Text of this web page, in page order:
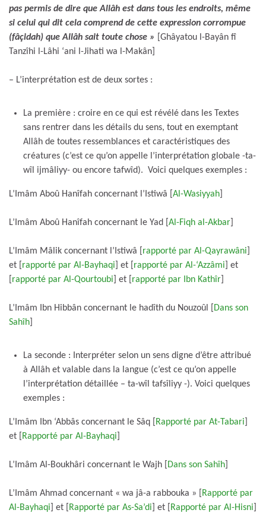
pas permis de dire que Allâh est dans tous les endroits, même
si celui qui dit cela comprend de cette expression corrompue
(fâçidah) que Allâh sait toute chose »
[Ghâyatou l-Bayân fî
Tanzîhi l-Lâhi ‘ani l-Jihati wa l-Makân]
– L’interprétation est de deux sortes :
La première : croire en ce qui est révélé dans les Textes
sans rentrer dans les détails du sens, tout en exemptant
Allâh de toutes ressemblances et caractéristiques des
créatures (c’est ce qu’on appelle l’interprétation globale -ta-
wîl ijmâliyy- ou encore tafwîd). Voici quelques exemples :
L’Imâm Aboû Hanîfah concernant l’Istiwâ [ Al-Wasiyyah
L’Imâm Aboû Hanîfah concernant le Yad [ Al-Fiqh al-Akbar
L’Imâm Mâlik concernant l’Istiwâ [ rapporté par Al-Qayrawâni
et [ rapporté par Al-Bayhaqi ] et [ rapporté par Al-‘Azzâmi ] et
rapporté par Al-Qourtoubi ] et [ rapporté par Ibn Kathîr
L’Imâm Ibn Hibbân concernant le hadîth du Nouzoûl [
Dans son
Sahîh
La seconde : Interpréter selon un sens digne d’être attribué
à Allâh et valable dans la langue (c’est ce qu’on appelle
l’interprétation détaillée – ta-wîl tafsîliyy -). Voici quelques
exemples :
L’Imâm Ibn ‘Abbâs concernant le Sâq [ Rapporté par At-Tabari
et [
Rapporté par Al-Bayhaqi
L’Imâm Al-Boukhâri concernant le Wajh [ Dans son Sahîh
L’Imâm Ahmad concernant « wa jâ-a rabbouka » [
Rapporté par
Al-Bayhaqi ] et [ Rapporté par As-Sa’di ] et [ Rapporté par Al-Hisni